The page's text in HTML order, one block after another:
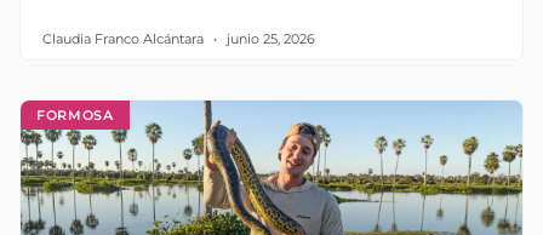
Claudia Franco Alcántara junio 25, 2026
FORMOSA